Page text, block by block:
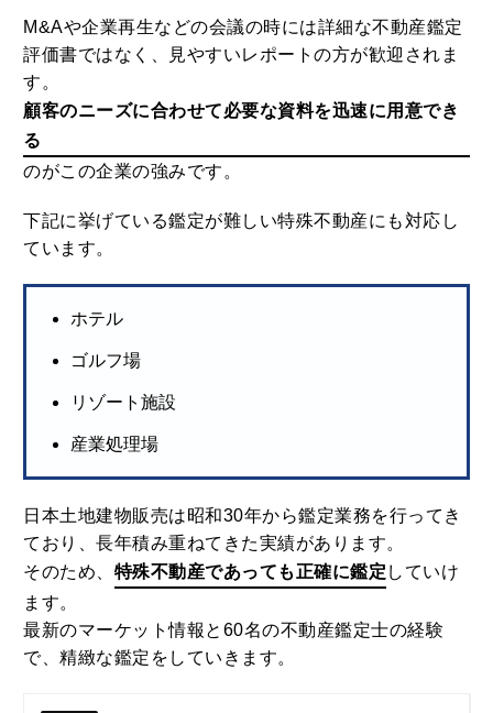
M&Aや企業再生などの会議の時には詳細な不動産鑑定
評価書ではなく、見やすいレポートの方が歓迎されま
す。
顧客のニーズに合わせて必要な資料を迅速に用意でき
る
のがこの企業の強みです。
下記に挙げている鑑定が難しい特殊不動産にも対応し
ています。
ホテル
ゴルフ場
リゾート施設
産業処理場
日本土地建物販売は昭和30年から鑑定業務を行ってき
ており、長年積み重ねてきた実績があります。
そのため、 特殊不動産であっても正確に鑑定 していけ
ます。
最新のマーケット情報と60名の不動産鑑定士の経験
で、精緻な鑑定をしていきます。